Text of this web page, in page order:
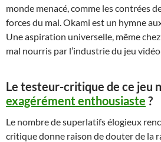
monde menacé, comme les contrées
forces du mal. Okami est un hymne
Une aspiration universelle, même
mal nourris par l’industrie du jeu
Le testeur-critique de ce jeu
exagérément enthousiaste ?
Le nombre de superlatifs élogieux
critique donne raison de douter de la